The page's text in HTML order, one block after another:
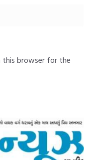
this browser for the